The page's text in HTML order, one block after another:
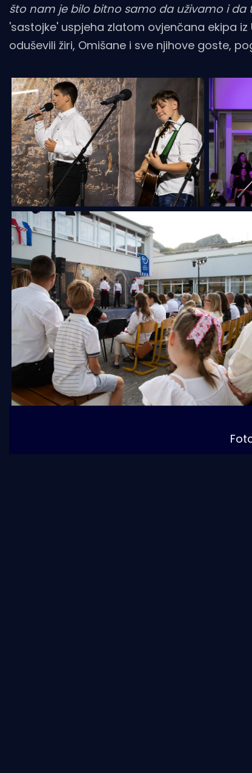
što nam je bilo bitno samo da uživamo i
'sastojke' uspjeha zlatom ovjenčana ekipa iz
oduševili žiri, Omišane i sve njihove goste,